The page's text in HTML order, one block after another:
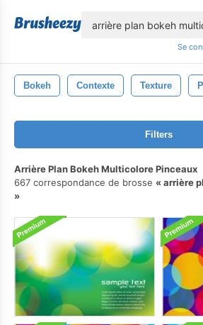
Se
Bokeh Contexte Texture
Filters
Arrière Plan Bokeh Multicolore Pinceaux
667 correspondance de brosse
arrière